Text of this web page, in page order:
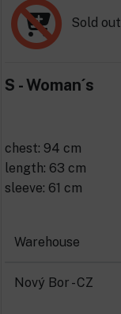
Sold out
S - Woman´s
chest: 94 cm
length: 63 cm
sleeve: 61 cm
Warehouse
Nový Bor - CZ